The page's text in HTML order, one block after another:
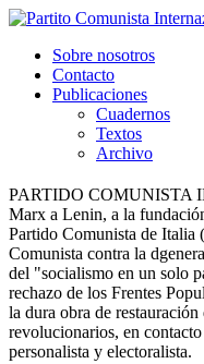
Sobre nosotros
Contacto
Publicaciones
Cuadernos
Textos
Archivo
PARTIDO COMUNISTA
Marx a Lenin, a la
Partido Comunista de
Comunista contra la
del "socialismo en un solo
rechazo de los Frentes
la dura obra de
revolucionarios, en
personalista y electoralista.